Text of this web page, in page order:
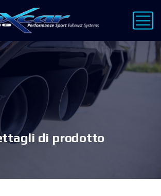
di prodotto